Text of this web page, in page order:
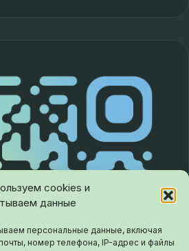
cookies и
данные
персональные данные, включая
номер телефона, IP-адрес и файлы